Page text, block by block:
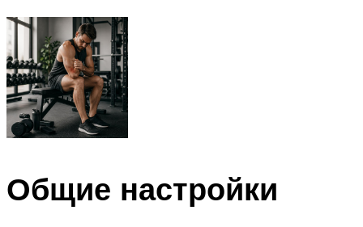
Общие настройки